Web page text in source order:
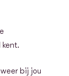
bij jou